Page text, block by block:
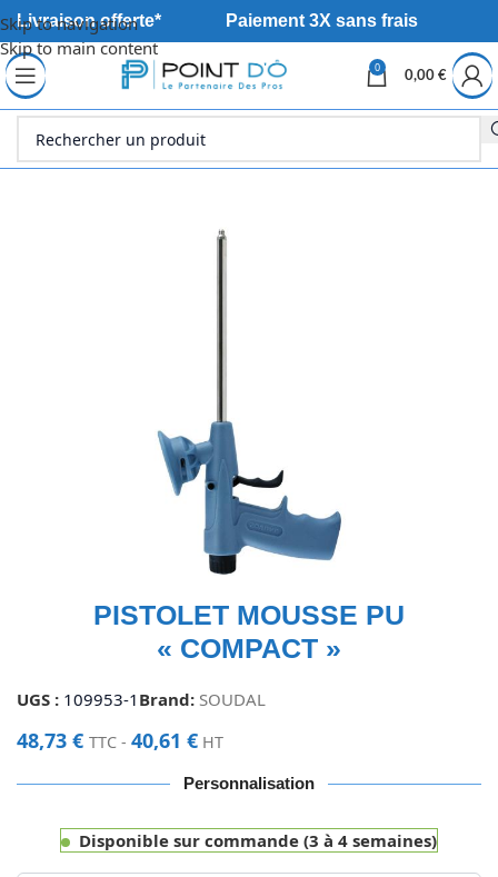
Skip to navigation
Skip to main content
Livraison offerte* Paiement 3X sans frais
0
0,00 €
Accueil Déstockage
PISTOLET MOUSSE PU
« COMPACT »
UGS : 109953-1 Brand: SOUDAL
48,73 € TTC - 40,61 € HT
Personnalisation
Disponible sur commande (3 à 4 semaines)